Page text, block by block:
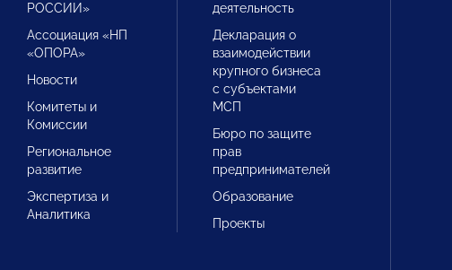
РОССИИ»
Ассоциация «НП
«ОПОРА»
Новости
Комитеты и
Комиссии
Региональное
развитие
Экспертиза и
Аналитика
деятельность
Декларация о
взаимодействии
крупного бизнеса
с субъектами
МСП
Бюро по защите
прав
предпринимателей
Образование
Проекты